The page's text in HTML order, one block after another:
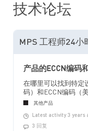
技术论坛
MPS 工程师24小
产品的ECCN编码
在哪里可以找到特定
码）和ECCN编码（
其他产品
Latest activity 3 years
3 回复